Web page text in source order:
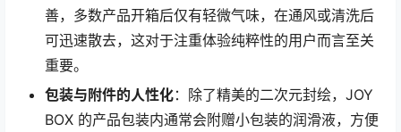
善，多数产品开箱后仅有轻微气味，在通风或清洗后
可迅速散去，这对于注重体验纯粹性的用户而言至关
重要。
包装与附件的人性化：除了精美的二次元封绘，JOY
BOX 的产品包装内通常会附赠小包装的润滑液，方便